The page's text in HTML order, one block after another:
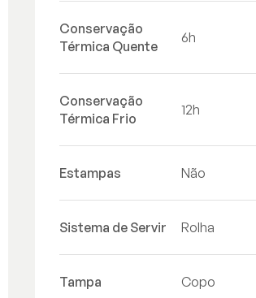
Conservação
Térmica Quente
6h
Conservação
Térmica Frio
12h
Estampas Não
Sistema de Servir Rolha
Tampa Copo